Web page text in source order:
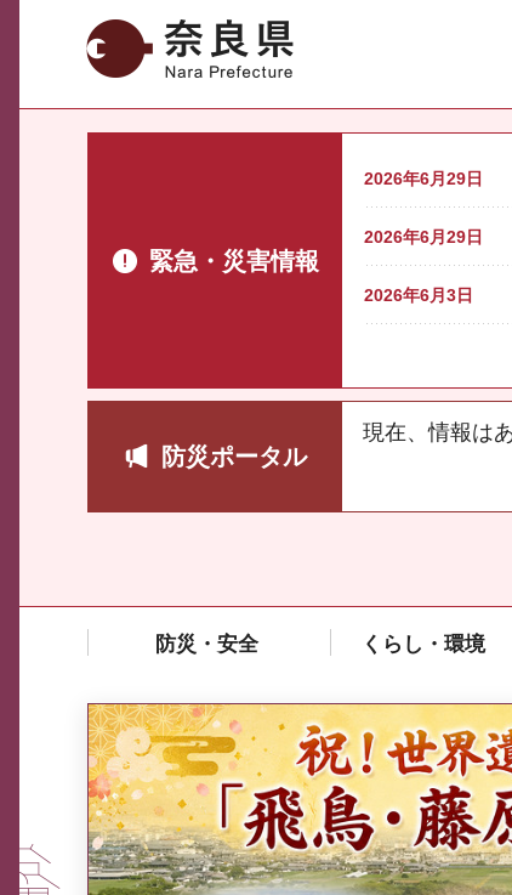
奈良県
緊急・災害情報
2026年6月29日
2026年6月29日
2026年6月3日
防災ポータル
現在、情報は
防災・安全 くらし・環境
中東情勢や原油価格上昇の影響
を受ける中小企業向け相談窓口
について